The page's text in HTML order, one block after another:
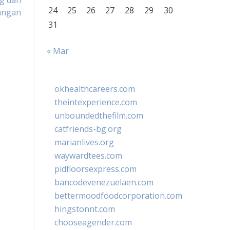
24
25 26 27 28 29
30
31
« Mar
okhealthcareers.com
theintexperience.com
unboundedthefilm.com
catfriends-bg.org
marianlives.org
waywardtees.com
pidfloorsexpress.com
bancodevenezuelaen.com
bettermoodfoodcorporation.com
hingstonnt.com
chooseagender.com